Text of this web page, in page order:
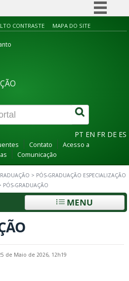
Simplifique!
Canais
CONTRASTE MAPA DO SITE
PT EN FR DE ES
Contato
Acesso a
Comunicação
> PÓS-GRADUAÇÃO ESPECIALIZAÇÃO
PÓS-GRADUAÇÃO
MENU
de Maio de 2026, 12h19